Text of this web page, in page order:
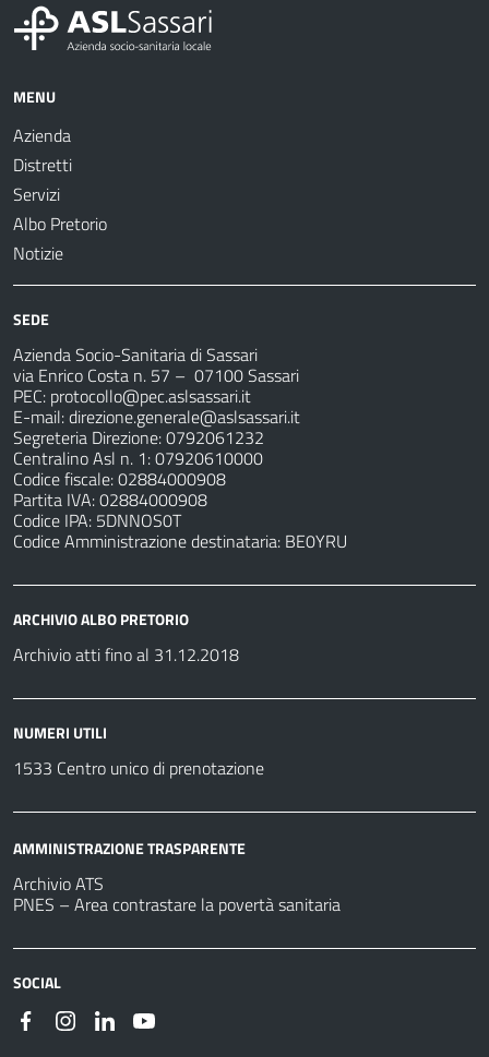
MENU
Azienda
Distretti
Servizi
Albo Pretorio
Notizie
SEDE
Azienda Socio-Sanitaria di Sassari
via Enrico Costa n. 57 – 07100 Sassari
PEC: protocollo@pec.aslsassari.it
E-mail:direzione.generale@aslsassari.it
Segreteria Direzione: 0792061232
Centralino Asl n. 1: 07920610000
Codice fiscale: 02884000908
Partita IVA: 02884000908
Codice IPA: 5DNNOS0T
Codice Amministrazione destinataria: BE0YRU
ARCHIVIO ALBO PRETORIO
Archivio atti fino al 31.12.2018
NUMERI UTILI
1533 Centro unico di prenotazione
AMMINISTRAZIONE TRASPARENTE
Archivio ATS
PNES – Area contrastare la povertà sanitaria
SOCIAL